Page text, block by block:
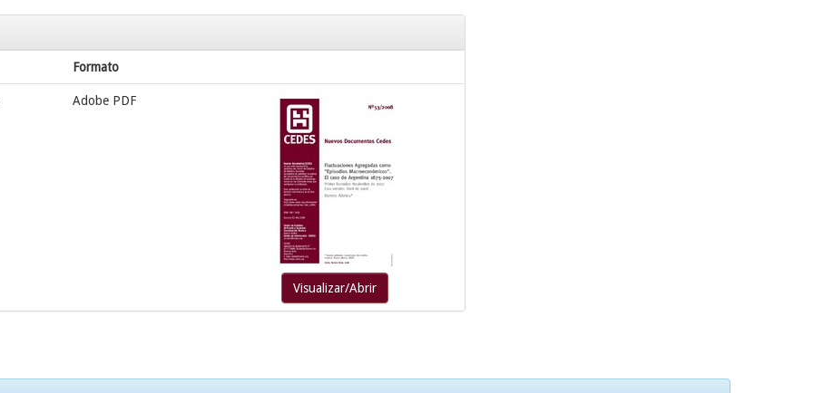
Formato
Adobe PDF
Visualizar/Abrir